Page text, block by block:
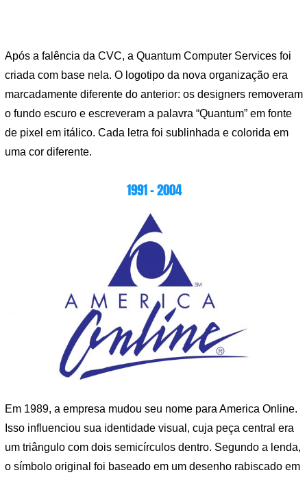
Após a falência da CVC, a Quantum Computer Services foi
criada com base nela. O logotipo da nova organização era
marcadamente diferente do anterior: os designers removeram
o fundo escuro e escreveram a palavra “Quantum” em fonte
de pixel em itálico. Cada letra foi sublinhada e colorida em
uma cor diferente.
1991 – 2004
Em 1989, a empresa mudou seu nome para America Online.
Isso influenciou sua identidade visual, cuja peça central era
um triângulo com dois semicírculos dentro. Segundo a lenda,
o símbolo original foi baseado em um desenho rabiscado em